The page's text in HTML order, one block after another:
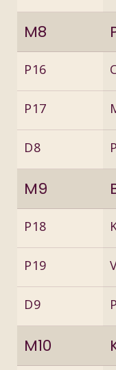
M8
P16
P17
D8
M9
P18
P19
D9
M10